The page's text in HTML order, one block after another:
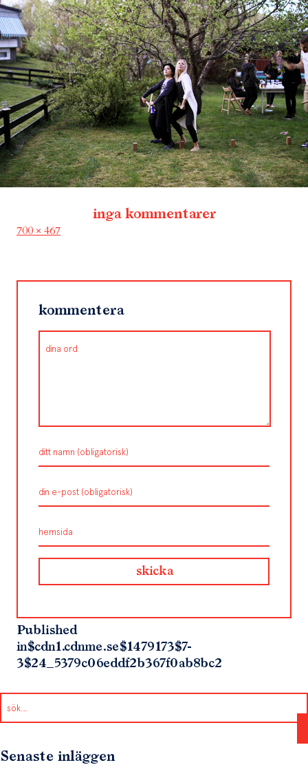
inga kommentarer
Full
700 × 467
kommentera
Published
in$cdn1.cdnme.se$1479173$7-
3$24_5379c06eddf2b367f0ab8bc2
Senaste inläggen